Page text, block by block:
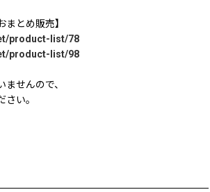
まとめ販売】
product-list/78
product-list/98
せんので、
い。